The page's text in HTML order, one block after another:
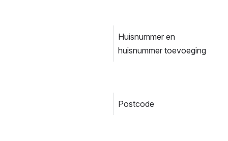
Huisnummer en
huisnummer toevoeging
Postcode